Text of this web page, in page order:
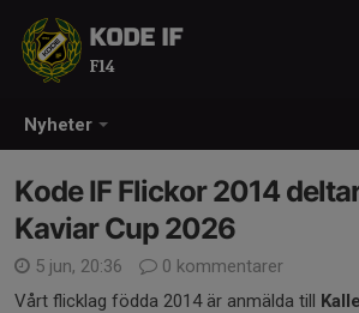
Nyheter
KODE IF
F14
Kode IF Flickor 2014
Kaviar Cup 2026
5 jun, 20:36
0 kommentarer
Vårt flicklag födda 2014 är anmälda till